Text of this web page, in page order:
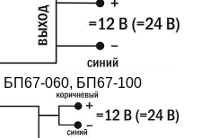
060, БП67-100